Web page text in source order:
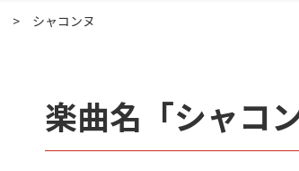
シャコンヌ
楽曲名「シャコ